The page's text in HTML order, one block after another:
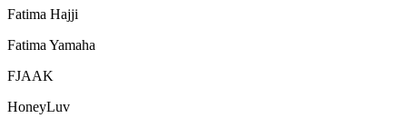
Fatima Hajji
Fatima Yamaha
FJAAK
HoneyLuv